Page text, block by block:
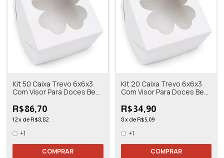
Kit 50 Caixa Trevo 6x6x3
Com Visor Para Doces Bem
R$86,70
12x de R$8,82
+1
COMPRAR
Kit 20 Caixa Trevo 6x6x3
Com Visor Para Doces Bem
R$34,90
8x de R$5,09
+1
COMPRAR